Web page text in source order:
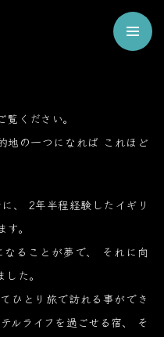
ください。
地の一つになれば これほど
、
2年半程経験したイギリ
。
ることが夢で、
それに向
た。
ひとり旅で訪れる事ができ
ルライフを過ごせる宿、
そ